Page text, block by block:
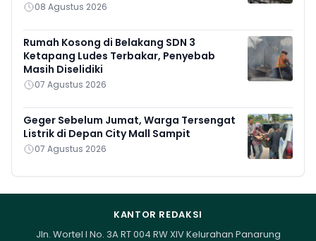
08 Agustus 2026
Rumah Kosong di Belakang SDN 3
Ketapang Ludes Terbakar, Penyebab
Masih Diselidiki
07 Agustus 2026
Geger Sebelum Jumat, Warga Tersengat
Listrik di Depan City Mall Sampit
07 Agustus 2026
KANTOR REDAKSI
Jln. Wortel I No. 3A RT 004 RW XIV Kelurahan Panarung